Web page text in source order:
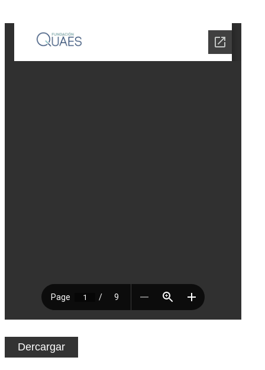
Dercargar